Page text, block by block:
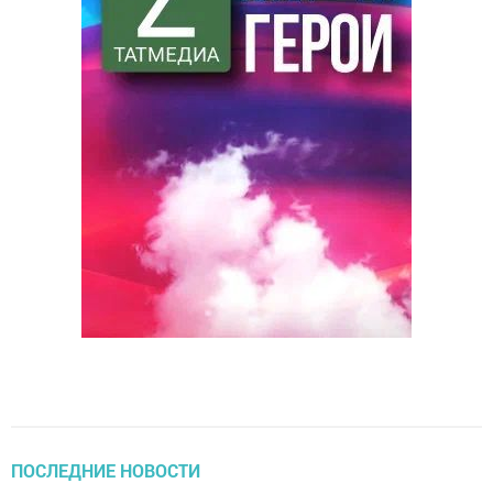
ПОСЛЕДНИЕ НОВОСТИ